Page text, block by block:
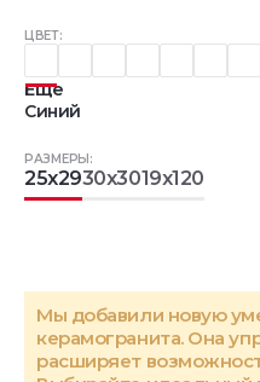
ЦВЕТ:
Еще
Синий
РАЗМЕРЫ:
25x2930x3019x120
Мы добавили новую
керамогранита. Она
расширяет